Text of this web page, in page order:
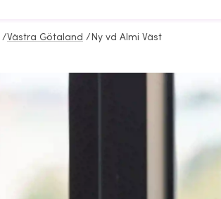
/Västra Götaland / Ny vd Almi Väst